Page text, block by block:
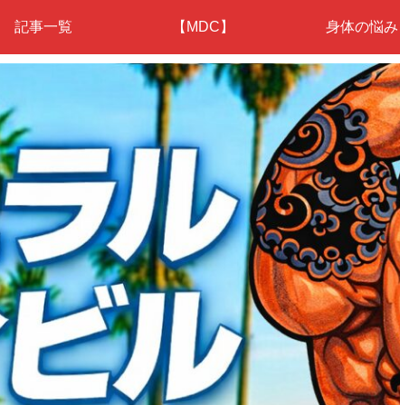
記事一覧 【MDC】 身体の悩み